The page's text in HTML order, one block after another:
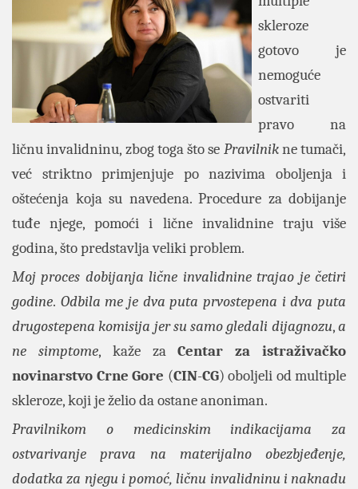
skleroze
gotovo je
nemoguće
ostvariti
pravo na
ličnu invalidninu, zbog toga što se Pravilnikne tumači,
već striktno primjenjuje po nazivima oboljenja i
oštećenja koja su navedena. Procedure za dobijanje
tuđe njege, pomoći i lične invalidnine traju više
godina, što predstavlja veliki problem.
Moj proces dobijanja lične invalidnine trajao je četiri
godine. Odbila me je dva puta prvostepena i dva puta
drugostepena komisija jer su samo gledali dijagnozu,a
ne simptome, kaže zaCentar za istraživačko
novinarstvo Crne Gore (CIN-CG) oboljeli od multiple
skleroze, koji je želio da ostane anoniman.
Pravilnikom o medicinskim indikacijama za
ostvarivanje prava na materijalno obezbjeđenje,
dodatka za njegu i pomoć, ličnu invalidninu i naknadu